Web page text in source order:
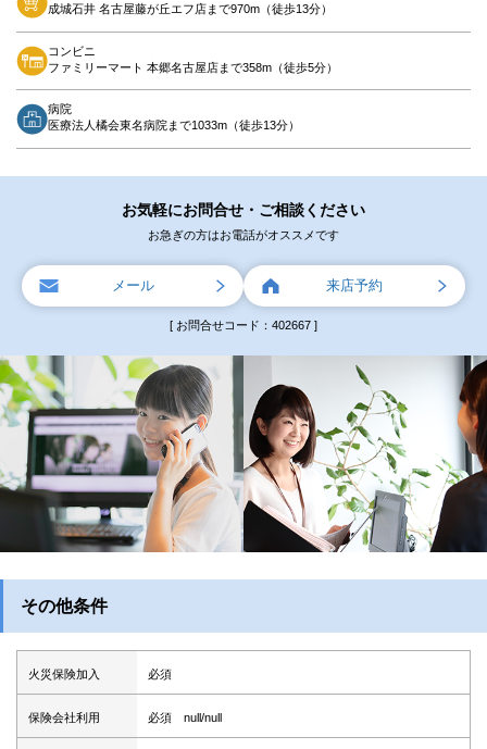
成城石井 名古屋藤が丘エフ店まで970m（徒歩13分）
コンビニ
ファミリーマート 本郷名古屋店まで358m（徒歩5分）
病院
医療法人橘会東名病院まで1033m（徒歩13分）
お気軽にお問合せ・ご相談ください
お急ぎの方はお電話がオススメです
メール 来店予約
[ お問合せコード：402667 ]
その他条件
火災保険加入 必須
保険会社利用 必須 null/null